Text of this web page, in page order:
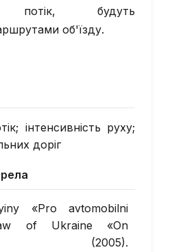
потік, будуть
об'їзду.
інтенсивність руху;
доріг
«Pro avtomobilni
of Ukraine «On
(2005).